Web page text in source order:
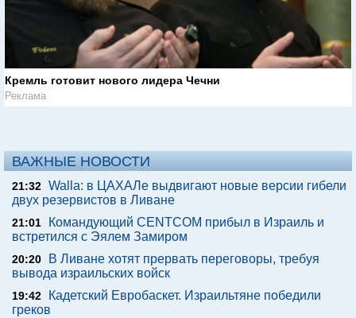
Кремль готовит нового лидера Чечни
Реклама
ВАЖНЫЕ НОВОСТИ
21:32 Walla: в ЦАХАЛе выдвигают новые версии гибели
двух резервистов в Ливане
21:01
Командующий CENTCOM прибыл в Израиль и
встретился с Эялем Замиром
20:20
В Ливане хотят прервать переговоры, требуя
вывода израильских войск
19:42
Кадетский Евробаскет. Израильтяне победили
греков